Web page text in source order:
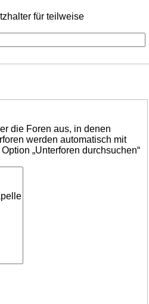
für teilweise
die Foren aus, in denen
werden automatisch mit
„Unterforen durchsuchen“